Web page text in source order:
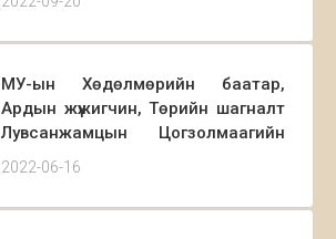
МУ-ын Хөдөлмөрийн баатар,
Ардын жүжигчин, Төрийн шагналт
Лувсанжамцын Цогзолмаагийн
нэрэмжит Монгол Ардын богино
улсын VII уралдааны II шат
2022-06-16